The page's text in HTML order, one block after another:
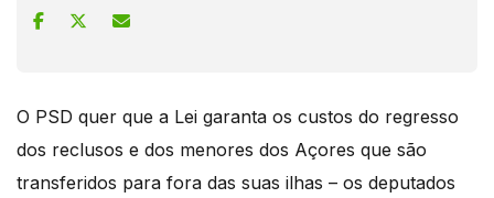
O PSD quer que a Lei garanta os custos do regresso
dos reclusos e dos menores dos Açores que são
transferidos para fora das suas ilhas – os deputados